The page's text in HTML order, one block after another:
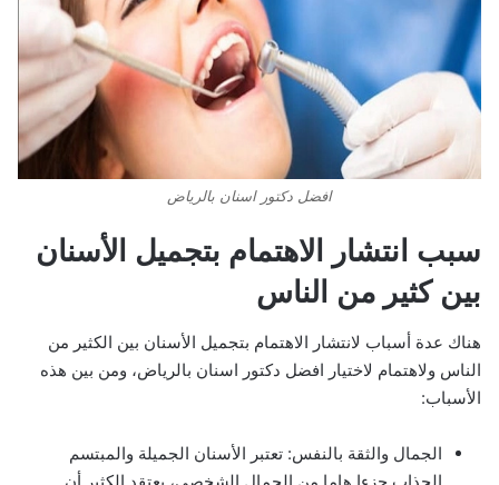
افضل دكتور اسنان بالرياض
سبب انتشار الاهتمام بتجميل الأسنان
بين كثير من الناس
هناك عدة أسباب لانتشار الاهتمام بتجميل الأسنان بين الكثير من
الناس ولاهتمام لاختيار افضل دكتور اسنان بالرياض، ومن بين هذه
الأسباب:
الجمال والثقة بالنفس: تعتبر الأسنان الجميلة والمبتسم
الجذاب جزءا هاما من الجمال الشخصي، يعتقد الكثير أن